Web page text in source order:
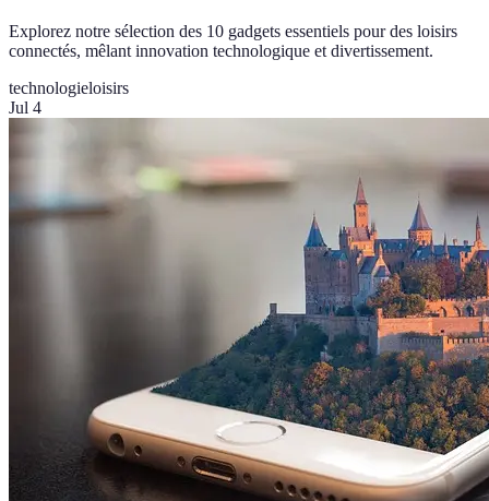
Explorez notre sélection des 10 gadgets essentiels pour des loisirs
connectés, mêlant innovation technologique et divertissement.
technologieloisirs
Jul 4